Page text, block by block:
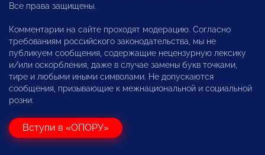
Все права защищены.
Комментарии на сайте проходят модерацию. Согласно
требованиям российского законодательства, мы не
публикуем сообщения, содержащие нецензурную лексику
и/или оскорбления, даже в случае замены букв точками,
тире и любыми иными символами. Не допускаются
сообщения, призывающие к межнациональной и социальной
розни.
Вступи в «ОПОРУ»